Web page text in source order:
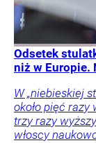
Odsetek
niż w Europie.
W „niebieskiej
około pięć razy
trzy razy
włoscy